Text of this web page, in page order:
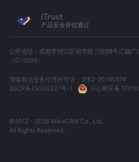
产品安全评估通过
公司地址：成都市锦江区锦华路三段88号汇融广
（C-1005）
增值电信业务经营许可证：京B2-20180674
京ICP备15000327号-1
川公网安备
©2012 - 2026 MikeCRM Co., Ltd.
All Rights Reserved.